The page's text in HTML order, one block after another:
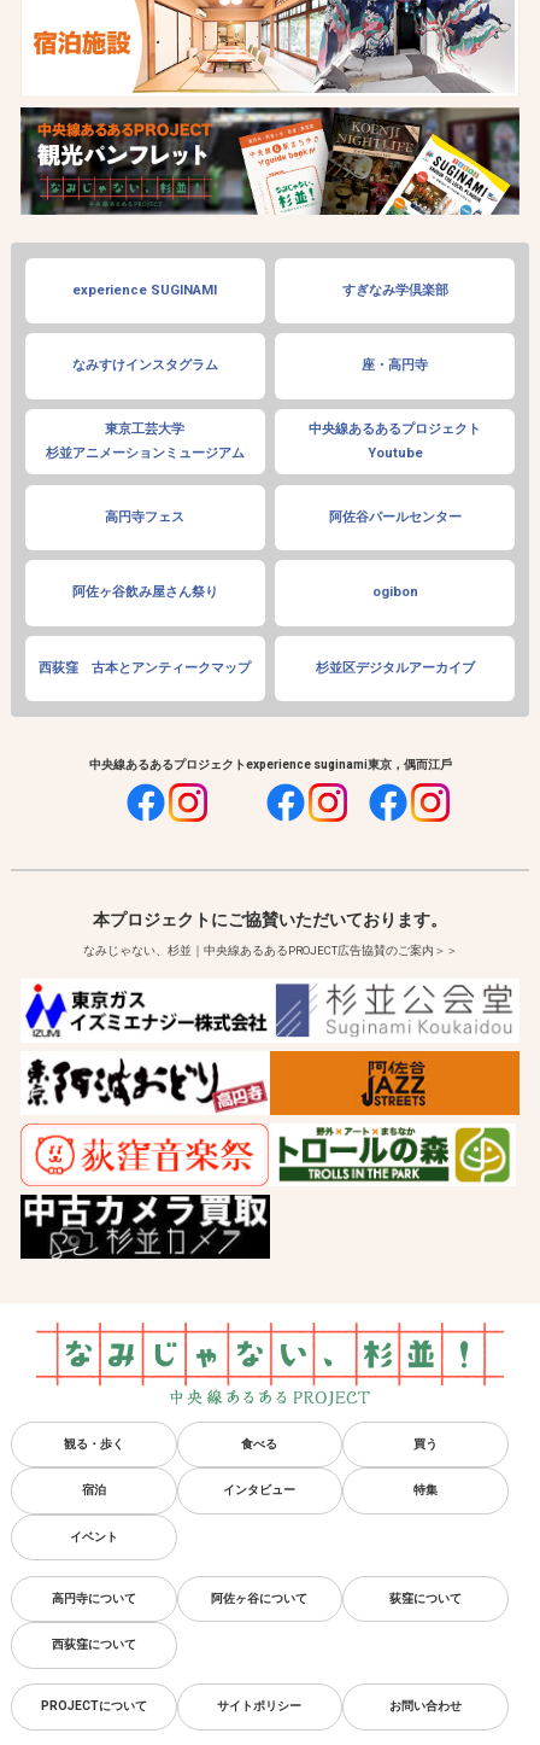
experience SUGINAMI すぎなみ学倶楽部
なみすけインスタグラム 座・高円寺
東京工芸大学
杉並アニメーションミュージアム
中央線あるあるプロジェクト
Youtube
高円寺フェス 阿佐谷パールセンター
阿佐ヶ谷飲み屋さん祭り ogibon
西荻窪 古本とアンティークマップ 杉並区デジタルアーカイブ
中央線あるあるプロジェクトexperience suginami東京，偶而江戶
本プロジェクトにご協賛いただいております。
なみじゃない、杉並｜中央線あるあるPROJECT広告協賛のご案内＞＞
観る・歩く 食べる 買う
宿泊 インタビュー 特集
イベント
高円寺について 阿佐ヶ谷について 荻窪について
西荻窪について
PROJECTについて サイトポリシー お問い合わせ